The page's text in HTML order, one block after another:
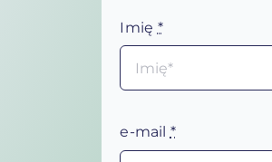
Imię *
e-mail *